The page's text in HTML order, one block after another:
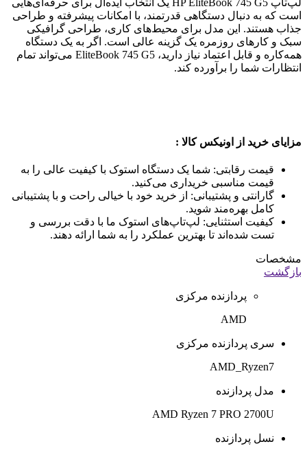
لپ‌تاپ HP EliteBook 745 G5 یک انتخاب ایده‌آل برای حرفه‌ای‌هایی
است که به دنبال دستگاهی قدرتمند، با امکانات پیشرفته و طراحی
جذاب هستند. این مدل برای محیط‌های کاری، طراحی گرافیکی
سبک و کارهای روزمره یک گزینه عالی است. اگر به یک دستگاه
همه‌کاره و قابل اعتماد نیاز دارید، EliteBook 745 G5 می‌تواند تمام
انتظارات شما را برآورده کند.
مزایای خرید از اونیکس کالا :
قیمت رقابتی: شما یک دستگاه استوک با کیفیت عالی را به
قیمت مناسبی خریداری می‌کنید.
گارانتی و پشتیبانی: از خرید خود با خیالی راحت و با پشتیبانی
کامل بهره‌مند شوید.
کیفیت استثنایی: لپ‌تاپ‌های استوک ما با دقت بررسی و
تست شده‌اند تا بهترین عملکرد را به شما ارائه دهند.
مشخصات
بازگشت
پردازنده مرکزی
AMD
سری پردازنده مرکزی
AMD_Ryzen7
مدل پردازنده
AMD Ryzen 7 PRO 2700U
نسل پردازنده